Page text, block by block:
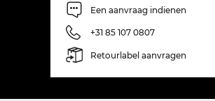
Een aanvraag indienen
+31 85 107 0807
Retourlabel aanvragen